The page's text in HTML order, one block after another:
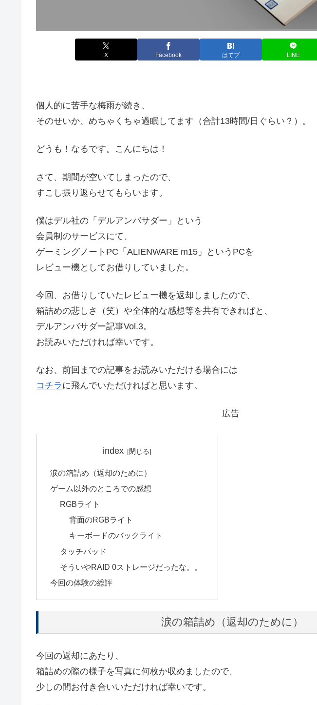
X Facebook はてブ LINE
個人的に苦手な梅雨が続き、
そのせいか、めちゃくちゃ過眠してます（合計13時間/日ぐらい？）。
どうも！なるです。こんにちは！
さて、期間が空いてしまったので、
すこし振り返らせてもらいます。
僕はデル社の「デルアンバサダー」という
会員制のサービスにて、
ゲーミングノートPC「ALIENWARE m15」というPCを
レビュー機としてお借りしていました。
今回、お借りしていたレビュー機を返却しましたので、
箱詰めの悲しさ（笑）や全体的な感想等を共有できればと、
デルアンバサダー記事Vol.3。
お読みいただければ幸いです。
なお、前回までの記事をお読みいただける場合には
コチラ に飛んでいただければと思います。
広告
index
涙の箱詰め（返却のために）
ゲーム以外のところでの感想
RGBライト
背面のRGBライト
キーボードのバックライト
タッチパッド
そういやRAID 0ストレージだったな。。
今回の体験の総評
涙の箱詰め（返却のために）
今回の返却にあたり、
箱詰めの際の様子を写真に何枚か収めましたので、
少しの間お付き合いいただければ幸いです。